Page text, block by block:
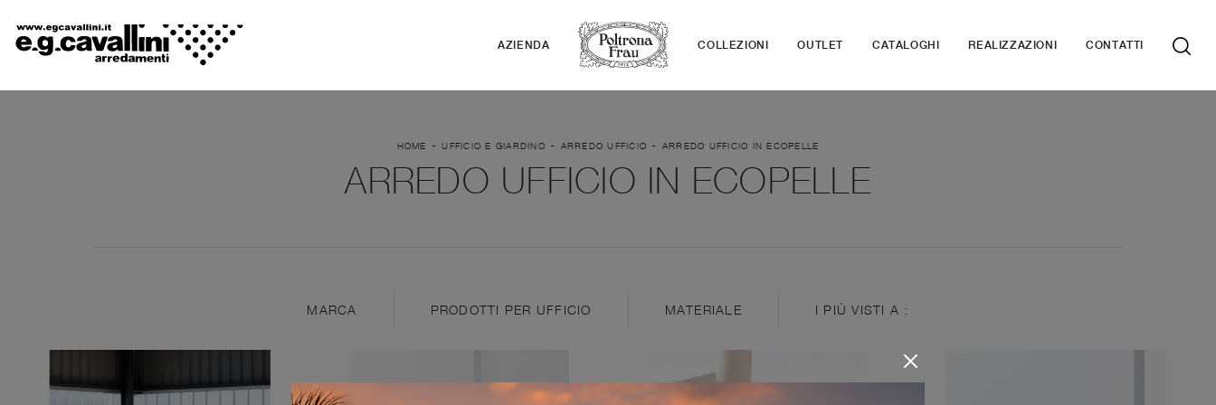
AZIENDA COLLEZIONI OUTLET CATALOGHI REALIZZAZIONI CONTATTI
HOME -UFFICIO E GIARDINO - ARREDO UFFICIO - ARREDO UFFICIO IN ECOPELLE
ARREDO UFFICIO IN ECOPELLE
MARCA PRODOTTI PER UFFICIO MATERIALE I PIÙ VISTI A :